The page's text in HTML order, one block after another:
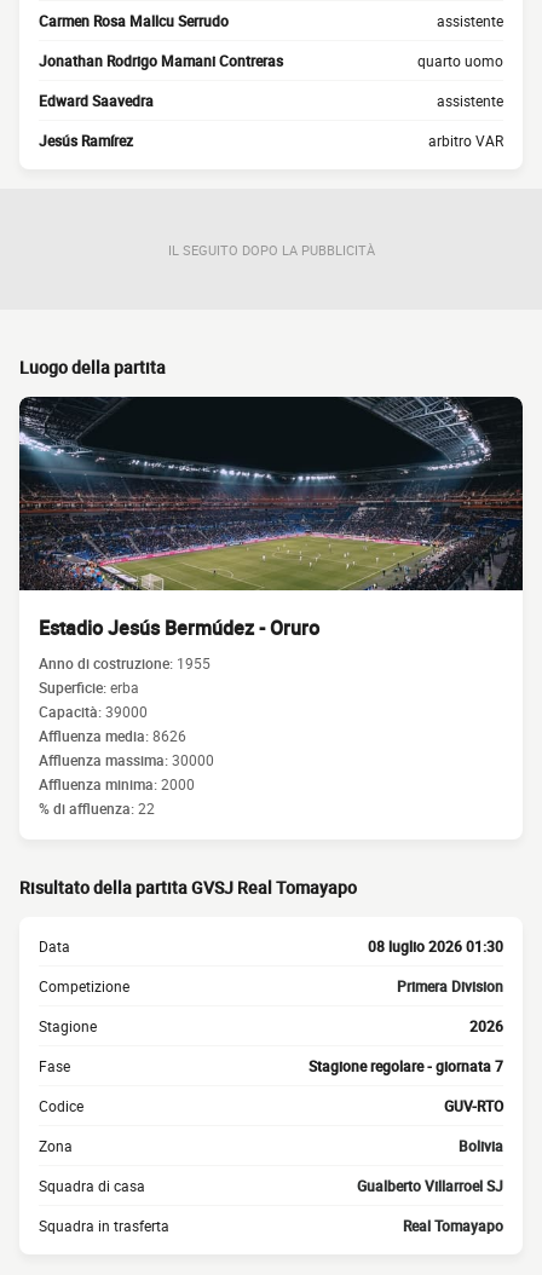
Carmen Rosa Mallcu Serrudo assistente
Jonathan Rodrigo Mamani Contreras quarto uomo
Edward Saavedra assistente
Jesús Ramírez arbitro VAR
IL SEGUITO DOPO LA PUBBLICITÀ
Luogo della partita
Estadio Jesús Bermúdez - Oruro
Anno di costruzione: 1955
Superficie:erba
Capacità:39000
Affluenza media:8626
Affluenza massima:30000
Affluenza minima:2000
% di affluenza:22
Risultato della partita GVSJ Real Tomayapo
Data 08 luglio 2026 01:30
Competizione Primera Division
Stagione 2026
Fase Stagione regolare - giornata 7
Codice GUV-RTO
Zona Bolivia
Squadra di casa Gualberto Villarroel SJ
Squadra in trasferta Real Tomayapo